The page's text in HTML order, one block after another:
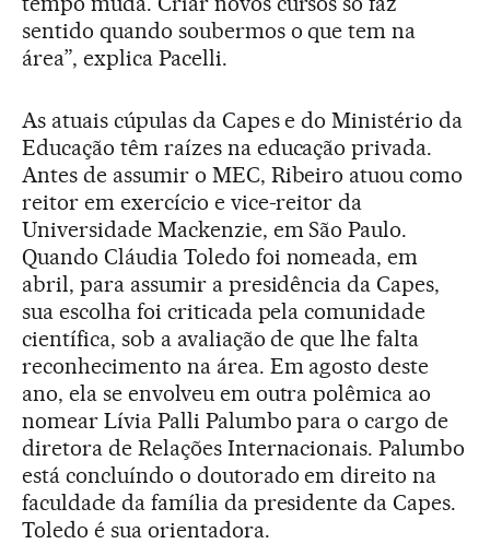
sentido quando soubermos o que tem na
área”, explica Pacelli.
As atuais cúpulas da Capes e do Ministério da
Educação têm raízes na educação privada.
Antes de assumir o MEC, Ribeiro atuou como
reitor em exercício e vice-reitor da
Universidade Mackenzie, em São Paulo.
Quando Cláudia Toledo foi nomeada, em
abril, para assumir a presidência da Capes,
sua escolha foi criticada pela comunidade
científica, sob a avaliação de que lhe falta
reconhecimento na área. Em agosto deste
ano, ela se envolveu em outra polêmica ao
nomear Lívia Palli Palumbo para o cargo de
diretora de Relações Internacionais. Palumbo
está concluíndo o doutorado em direito na
faculdade da família da presidente da Capes.
Toledo é sua orientadora.